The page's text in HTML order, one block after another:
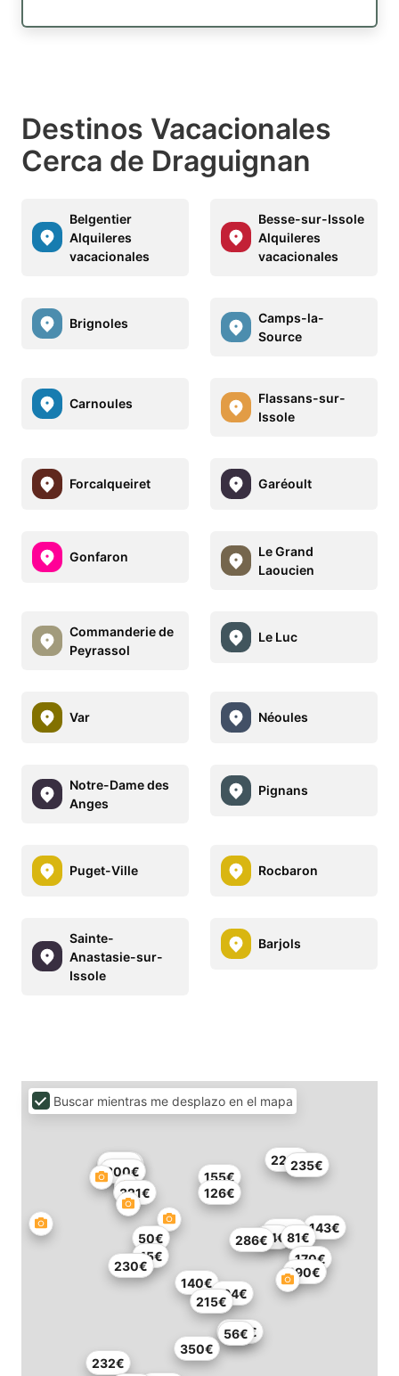
Destinos Vacacionales
Cerca de Draguignan
Belgentier
Alquileres
vacacionales
Besse-sur-Issole
Alquileres
vacacionales
Brignoles
Camps-la-
Source
Carnoules
Flassans-sur-
Issole
Forcalqueiret Garéoult
Gonfaron
Le Grand
Laoucien
Commanderie de
Peyrassol
Le Luc
Var Néoules
Notre-Dame des
Anges
Pignans
Puget-Ville Rocbaron
Sainte-
Anastasie-sur-
Issole
Barjols
350€
84€
215€
50€
321€
194€
240€
228€
81€
200€
155€
300€ 235€
140€
170€
143€
232€
230€ 190€
45€
286€
207€
200€
126€
56€
Buscar mientras me desplazo en el mapa